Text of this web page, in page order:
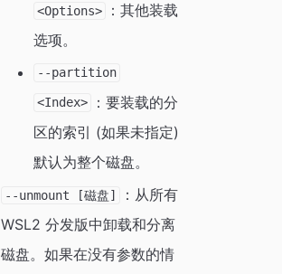
<Options>
：其他装载
选项。
--partition
<Index>
：要装载的分
区的索引 (如果未指定)
默认为整个磁盘。
--unmount [磁盘]
：从所有
WSL2 分发版中卸载和分离
磁盘。如果在没有参数的情